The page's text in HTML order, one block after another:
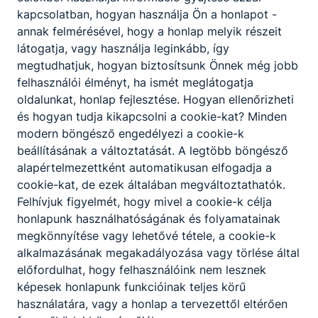
történelem írásbeli érettségi vizsga
matematika érettségi vizsga ESEMÉNY
2026. május 5.
Időpont: 2026. máj. 5. 7:00
matematika írásbeli érettségi vizsga
magyar nyelv és irodalom érettségi
vizsga
ESEMÉNY
2026. május 4.
kapcsolatban, hogyan használja Ön a honlapot -
annak felmérésével, hogy a honlap melyik részeit
látogatja, vagy használja leginkább, így
megtudhatjuk, hogyan biztosítsunk Önnek még jobb
felhasználói élményt, ha ismét meglátogatja
oldalunkat, honlap fejlesztése. Hogyan ellenőrizheti
és hogyan tudja kikapcsolni a cookie-kat? Minden
modern böngésző engedélyezi a cookie-k
beállításának a változtatását. A legtöbb böngésző
alapértelmezettként automatikusan elfogadja a
cookie-kat, de ezek általában megváltoztathatók.
Felhívjuk figyelmét, hogy mivel a cookie-k célja
honlapunk használhatóságának és folyamatainak
megkönnyítése vagy lehetővé tétele, a cookie-k
alkalmazásának megakadályozása vagy törlése által
előfordulhat, hogy felhasználóink nem lesznek
képesek honlapunk funkcióinak teljes körű
használatára, vagy a honlap a tervezettől eltérően